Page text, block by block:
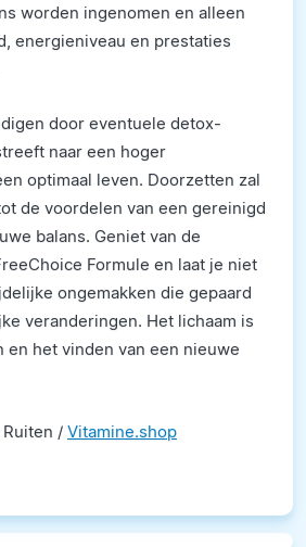
worden ingenomen en alleen
energieniveau en prestaties
door eventuele detox-
naar een hoger
optimaal leven. Doorzetten zal
de voordelen van een gereinigd
balans. Geniet van de
Formule en laat je niet
ongemakken die gepaard
veranderingen. Het lichaam is
en het vinden van een nieuwe
/ Vitamine.shop